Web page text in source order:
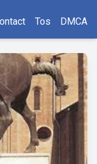
Tos DMCA